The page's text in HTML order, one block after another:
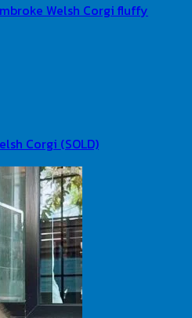
Welsh Corgi fluffy
Corgi (SOLD)